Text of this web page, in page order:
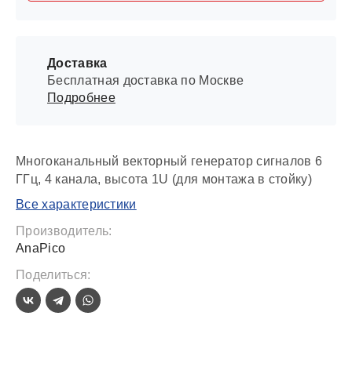
Многоканальный векторный генератор сигналов 6
ГГц, 4 канала, высота 1U (для монтажа в стойку)
Все характеристики
Производитель:
AnaPico
Поделиться:
Доставка
Бесплатная доставка по Москве
Подробнее